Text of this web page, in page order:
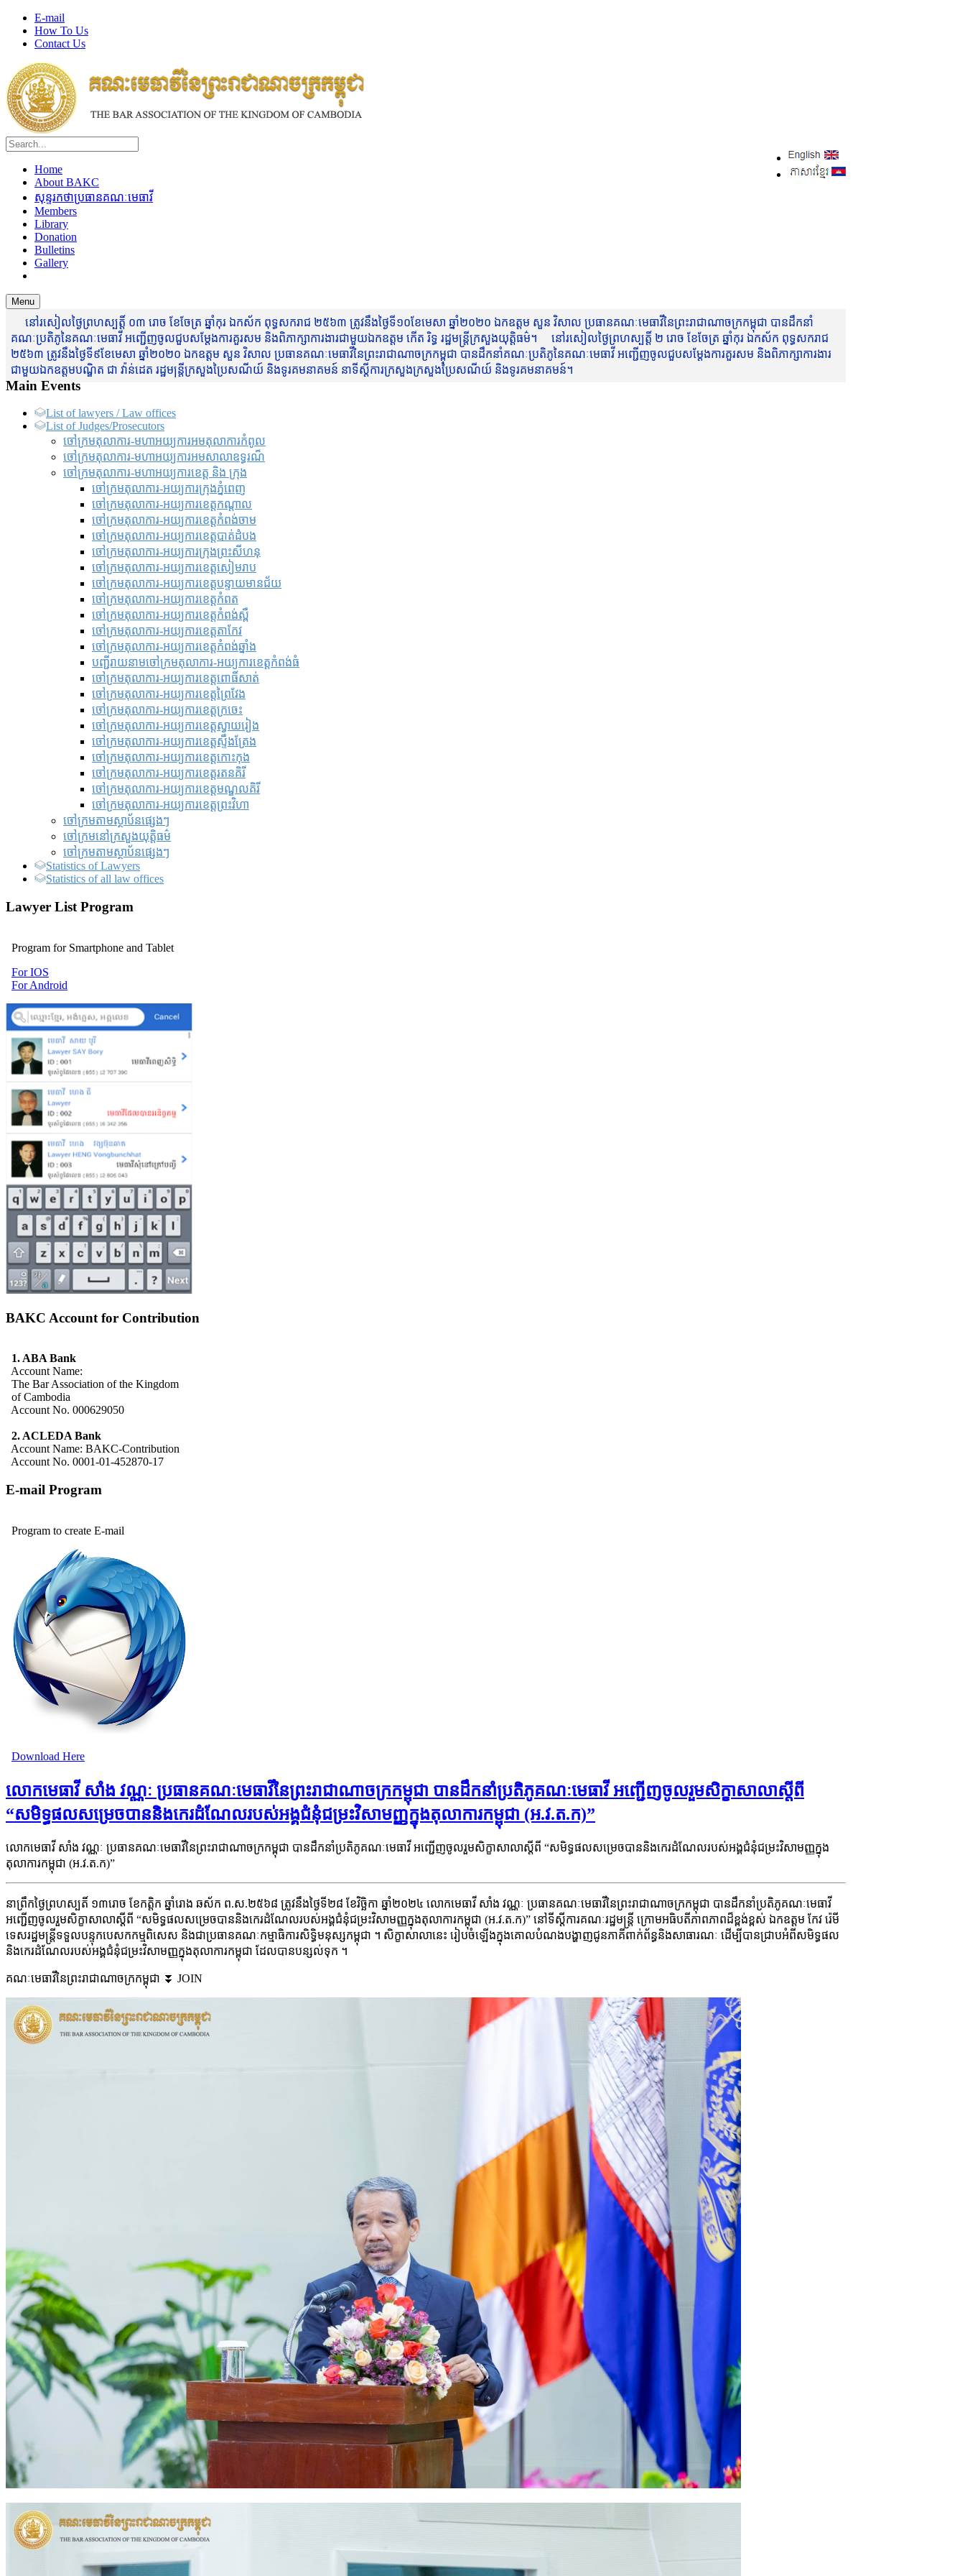
E-mail
How To Us
Contact Us
Home
About BAKC
សុន្ទរកថាប្រធានគណៈមេធាវី
Members
Library
Donation
Bulletins
Gallery
Menu
នៅរសៀលថ្ងៃព្រហស្បត្តិ៍ ០៣ រោច ខែចែត្រ ឆ្នាំកុរ ឯកស័ក ពុទ្ធសករាជ ២៥៦៣ ត្រូវនឹងថ្ងៃទី១០ខែមេសា ឆ្នាំ២០២០ ឯកឧត្តម សួន វិសាល ប្រធានគណៈមេធាវីនៃព្រះរាជាណាចក្រកម្ពុជា បានដឹកនាំ
គណៈប្រតិភូនៃគណៈមេធាវី អញ្ជើញចូលជួបសម្តែងការគួរសម និងពិភាក្សាការងារជាមួយឯកឧត្តម កើត រិទ្ធ រដ្ឋមន្ត្រីក្រសួងយុត្តិធម៌។ នៅរសៀលថ្ងៃព្រហស្បត្តិ៍ ២ រោច ខែចែត្រ ឆ្នាំកុរ ឯកស័ក ពុទ្ធសករាជ
២៥៦៣ ត្រូវនឹងថ្ងៃទី៩ខែមេសា ឆ្នាំ២០២០ ឯកឧត្តម សួន វិសាល ប្រធានគណៈមេធាវីនៃព្រះរាជាណាចក្រកម្ពុជា បានដឹកនាំគណៈប្រតិភូនៃគណៈមេធាវី អញ្ជើញចូលជួបសម្តែងការគួរសម និងពិភាក្សាការងារ
ជាមួយឯកឧត្តមបណ្ឌិត ជា វ៉ាន់ដេត រដ្ឋមន្រ្តីក្រសួងប្រៃសណីយ៍ និងទូរគមនាគមន៍ នាទីស្តីការក្រសួងក្រសួងប្រៃសណីយ៍ និងទូរគមនាគមន៍។
Main Events
List of lawyers / Law offices
List of Judges/Prosecutors
ចៅក្រមតុលាការ-មហាអយ្យការអមតុលាការកំពូល
ចៅក្រមតុលាការ-មហាអយ្យការអមសាលាឧទ្ធរណ៏
ចៅក្រមតុលាការ-មហាអយ្យការខេត្ត និង ក្រុង
ចៅក្រមតុលាការ-អយ្យការក្រុងភ្នំពេញ
ចៅក្រមតុលាការ-អយ្យការខេត្តកណ្តាល
ចៅក្រមតុលាការ-អយ្យការខេត្តកំពង់ចាម
ចៅក្រមតុលាការ-អយ្យការខេត្តបាត់ដំបង
ចៅក្រមតុលាការ-អយ្យការ​ក្រុងព្រះសីហនុ
ចៅក្រមតុលាការ-អយ្យការខេត្តសៀមរាប
ចៅក្រមតុលាការ-អយ្យការខេត្តបន្ទាយមានជ័យ
ចៅក្រមតុលាការ-អយ្យការខេត្តកំពត
ចៅក្រមតុលាការ-អយ្យការខេត្តកំពង់ស្ពឺ
ចៅក្រមតុលាការ-អយ្យការខេត្តតាកែវ
ចៅក្រមតុលាការ-អយ្យការខេត្តកំពង់ឆ្នាំង
បញ្ជីរាយនាមចៅក្រមតុលាការ-អយ្យការខេត្តកំពង់ធំ
ចៅក្រមតុលាការ-អយ្យការខេត្តពោធិ៍សាត់
ចៅក្រមតុលាការ-អយ្យការខេត្តព្រៃវែង
ចៅក្រមតុលាការ-អយ្យការខេត្តក្រចេះ
ចៅក្រមតុលាការ-អយ្យការខេត្តស្វាយរៀង
ចៅក្រមតុលាការ-អយ្យការខេត្តស្ទឹងត្រែង
ចៅក្រមតុលាការ-អយ្យការខេត្តកោះកុង
ចៅក្រមតុលាការ-អយ្យការខេត្តរតនគិរី
ចៅក្រមតុលាការ-អយ្យការខេត្តមណ្ឌលគិរី
ចៅក្រមតុលាការ-អយ្យការខេត្តព្រះវិហា
ចៅក្រមតាមស្ថាប័នផ្សេងៗ
ចៅក្រមនៅក្រសួងយុត្តិធម៌
ចៅក្រមតាមស្ថាប័នផ្សេងៗ
Statistics of Lawyers
Statistics of all law offices
Lawyer List Program
Program for Smartphone and Tablet
For IOS
For Android
BAKC Account for Contribution
1. ABA Bank
Account Name:
The Bar Association of the Kingdom
of Cambodia
Account No. 000629050
2. ACLEDA Bank
Account Name: BAKC-Contribution
Account No. 0001-01-452870-17
E-mail Program
Program to create E-mail
Download Here
លោកមេធាវី សាំង វណ្ណៈ ប្រធានគណៈមេធាវីនៃព្រះរាជាណាចក្រកម្ពុជា បានដឹកនាំប្រតិភូគណៈមេធាវី អញ្ជើញចូលរួមសិក្ខាសាលាស្តីពី
“សមិទ្ធផលសម្រេចបាននិងកេរដំណែលរបស់អង្គជំនុំជម្រះវិសាមញ្ញក្នុងតុលាការកម្ពុជា (អ.វ.ត.ក)”
លោកមេធាវី សាំង វណ្ណៈ ប្រធានគណៈមេធាវីនៃព្រះរាជាណាចក្រកម្ពុជា បានដឹកនាំប្រតិភូគណៈមេធាវី អញ្ជើញចូលរួមសិក្ខាសាលាស្តីពី “សមិទ្ធផលសម្រេចបាននិងកេរដំណែលរបស់អង្គជំនុំជម្រះវិសាមញ្ញក្នុង
តុលាការកម្ពុជា (អ.វ.ត.ក)”
នាព្រឹកថ្ងៃព្រហស្បតិ៍ ១៣រោច ខែកត្តិក ឆ្នាំរោង ឆស័ក ព.ស.២៥៦៨ ត្រូវនឹងថ្ងៃទី២៨ ខែវិច្ឆិកា ឆ្នាំ២០២៤ លោកមេធាវី សាំង វណ្ណៈ ប្រធានគណៈមេធាវីនៃព្រះរាជាណាចក្រកម្ពុជា បានដឹកនាំប្រតិភូគណៈមេធាវី
អញ្ជើញចូលរួមសិក្ខាសាលាស្តីពី “សមិទ្ធផលសម្រេចបាននិងកេរដំណែលរបស់អង្គជំនុំជម្រះវិសាមញ្ញក្នុងតុលាការកម្ពុជា (អ.វ.ត.ក)” នៅទីស្តីការគណៈរដ្ឋមន្រ្តី ក្រោមអធិបតីភាពភាពដ៏ខ្ពង់ខ្ពស់ ឯកឧត្តម កែវ រ៉េមី
ទេសរដ្ឋមន្រ្តីទទួលបន្ទុកបេសកកម្មពិសេស និងជាប្រធានគណៈកម្មាធិការសិទ្ធិមនុស្សកម្ពុជា ។ សិក្ខាសាលានេះ រៀបចំឡើងក្នុងគោលបំណងបង្ហាញជូនភាគីពាក់ព័ន្ធនិងសាធារណៈ ដើម្បីបានជ្រាបអំពីសមិទ្ធផល
និងកេរដំណែលរបស់អង្គជំនុំជម្រះវិសាមញ្ញក្នុងតុលាការកម្ពុជា ដែលបានបន្សល់ទុក ។
គណៈមេធាវីនៃព្រះរាជាណាចក្រកម្ពុជា ⏬ JOIN